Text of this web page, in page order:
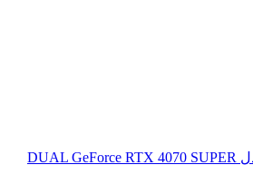
کارت گرافیک ایسوس مدل DUAL GeForce RTX 4070 SUPER